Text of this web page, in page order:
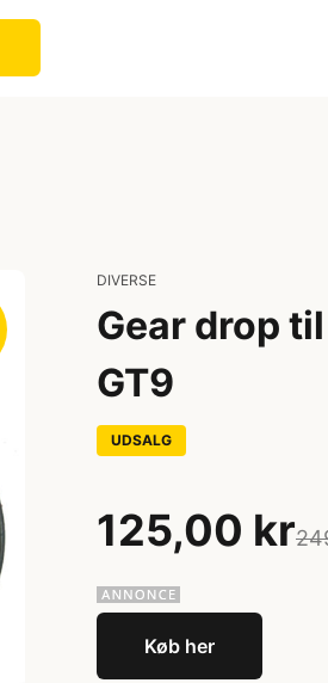
DIVERSE
Gear drop
GT9
UDSALG
125,00 kr
Køb her